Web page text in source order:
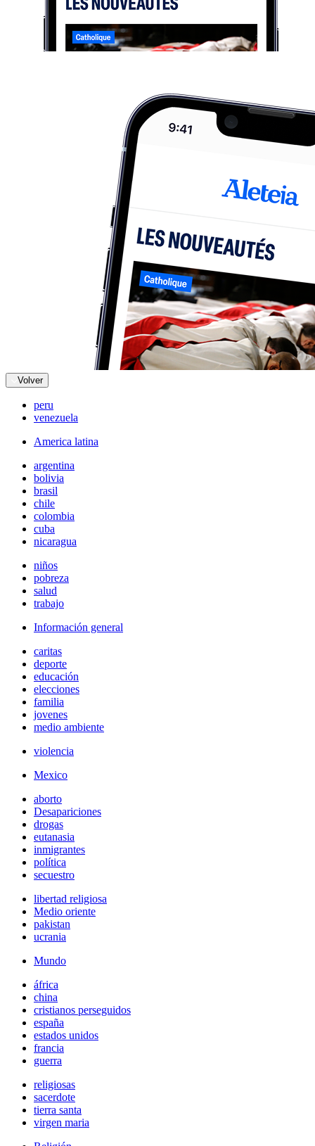
Volver
peru
venezuela
America latina
argentina
bolivia
brasil
chile
colombia
cuba
nicaragua
niños
pobreza
salud
trabajo
Información general
caritas
deporte
educación
elecciones
familia
jovenes
medio ambiente
violencia
Mexico
aborto
Desapariciones
drogas
eutanasia
inmigrantes
política
secuestro
libertad religiosa
Medio oriente
pakistan
ucrania
Mundo
áfrica
china
cristianos perseguidos
españa
estados unidos
francia
guerra
religiosas
sacerdote
tierra santa
virgen maria